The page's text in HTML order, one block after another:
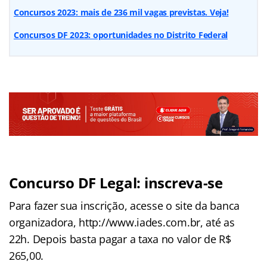
Concursos 2023: mais de 236 mil vagas previstas. Veja!
Concursos DF 2023: oportunidades no Distrito Federal
Concurso DF Legal: inscreva-se
Para fazer sua inscrição, acesse o site da banca
organizadora, http://www.iades.com.br, até as
22h. Depois basta pagar a taxa no valor de R$
265,00.